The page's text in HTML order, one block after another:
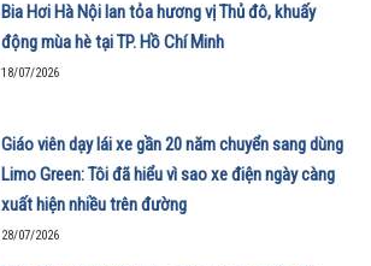
Bia Hơi Hà Nội lan tỏa hương vị Thủ đô, khuấy
động mùa hè tại TP. Hồ Chí Minh
18/07/2026
Giáo viên dạy lái xe gần 20 năm chuyển sang dùng
Limo Green: Tôi đã hiểu vì sao xe điện ngày càng
xuất hiện nhiều trên đường
28/07/2026